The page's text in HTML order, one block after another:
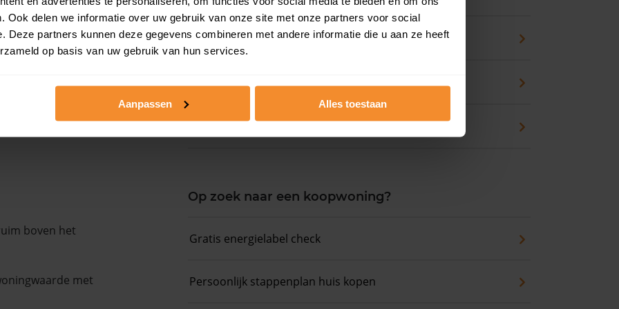
Ook delen we informatie over uw gebruik van onze site met onze partners voor social
Deze partners kunnen deze gegevens combineren met andere informatie die u aan ze heeft
op basis van uw gebruik van hun services.
Aanpassen Alles toestaan
boven het
met
Woningwaarde rapport
Koopsommenoverzicht
Koopsom + WOZ-waarde
Op zoek naar een koopwoning?
Gratis energielabel check
Persoonlijk stappenplan huis kopen